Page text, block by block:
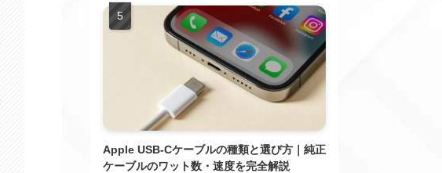
Apple USB-Cケーブルの種類と選び方｜純正
ケーブルのワット数・速度を完全解説